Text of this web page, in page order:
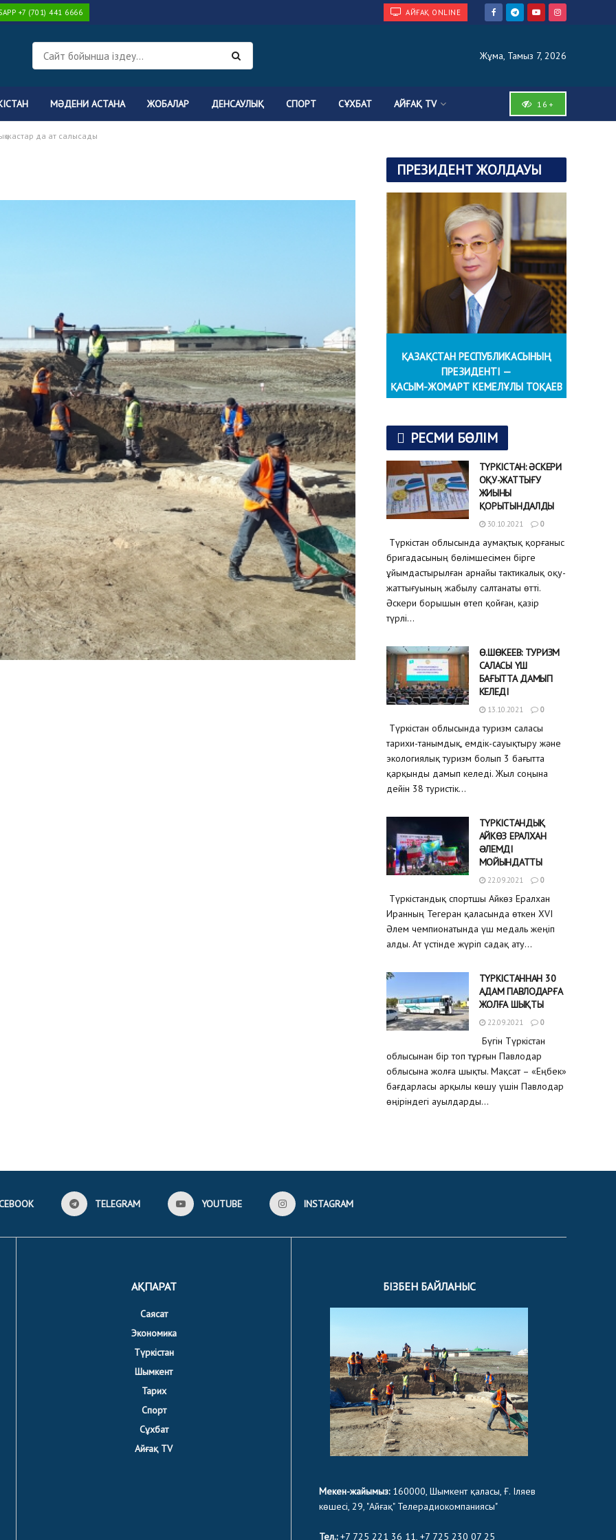
+7 (701) 441 6666 АЙҒАҚ ONLINE
Жұма, Тамыз 7, 2026
МӘДЕНИ АСТАНА ЖОБАЛАР ДЕНСАУЛЫҚ СПОРТ СҰХБАТ АЙҒАҚ TV 16+
жастар да ат салысады
ПРЕЗИДЕНТ ЖОЛДАУЫ
ҚАЗАҚСТАН РЕСПУБЛИКАСЫНЫҢ
ПРЕЗИДЕНТІ —
ҚАСЫМ-ЖОМАРТ КЕМЕЛҰЛЫ ТОҚАЕВ
РЕСМИ БӨЛІМ
ТҮРКІСТАН: ӘСКЕРИ
ОҚУ-ЖАТТЫҒУ
ЖИЫНЫ
ҚОРЫТЫНДАЛДЫ
30.10.2021 0
Түркістан облысында аумақтық қорғаныс
бригадасының бөлімшесімен бірге
ұйымдастырылған арнайы тактикалық оқу-
жаттығуының жабылу салтанаты өтті.
Әскери борышын өтеп қойған, қазір
түрлі...
Ө.ШӨКЕЕВ: ТУРИЗМ
САЛАСЫ ҮШ
БАҒЫТТА ДАМЫП
КЕЛЕДІ
13.10.2021 0
Түркістан облысында туризм саласы
тарихи-танымдық, емдік-сауықтыру және
экологиялық туризм болып 3 бағытта
қарқынды дамып келеді. Жыл соңына
дейін 38 туристік...
ТҮРКІСТАНДЫҚ
АЙКӨЗ ЕРАЛХАН
ƏЛЕМДІ
МОЙЫНДАТТЫ
22.09.2021 0
Түркістандық спортшы Айкөз Ералхан
Иранның Тегеран қаласында өткен XVI
Әлем чемпионатында үш медаль жеңіп
алды. Ат үстінде жүріп садақ ату...
ТҮРКІСТАННАН 30
АДАМ ПАВЛОДАРҒА
ЖОЛҒА ШЫҚТЫ
22.09.2021 0
Бүгін Түркістан
облысынан бір топ тұрғын Павлодар
облысына жолға шықты. Мақсат – «Еңбек»
бағдарласы арқылы көшу үшін Павлодар
өңіріндегі ауылдарды...
TELEGRAM YOUTUBE INSTAGRAM
АҚПАРАТ
Саясат
Экономика
Түркістан
Шымкент
Тарих
Спорт
Сұхбат
Айғақ TV
БІЗБЕН БАЙЛАНЫС
Мекен-жайымыз:160000, Шымкент қаласы, Ғ. Іляев
көшесі, 29, "Айғақ" Телерадиокомпаниясы"
Тел.:+7 725 221 36 11, +7 725 230 07 25